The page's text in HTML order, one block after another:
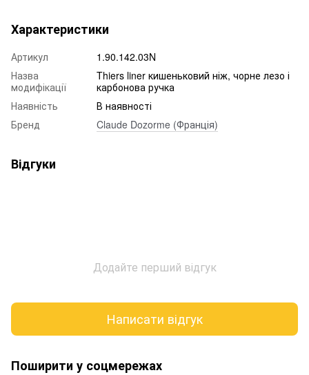
Характеристики
Артикул
1.90.142.03N
Назва
модифікації
Thiers liner кишеньковий ніж, чорне лезо і
карбонова ручка
Наявність
В наявності
Бренд
Claude Dozorme (Франція)
Відгуки
Додайте перший відгук
Написати відгук
Поширити у соцмережах